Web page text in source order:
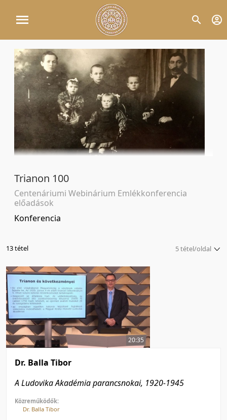
Trianon 100
Centenáriumi Webinárium Emlékkonferencia
előadások
Konferencia
13 tétel
5 tétel/oldal
20:35
Dr. Balla Tibor
A Ludovika Akadémia parancsnokai, 1920-1945
Közreműködők:
Dr. Balla Tibor